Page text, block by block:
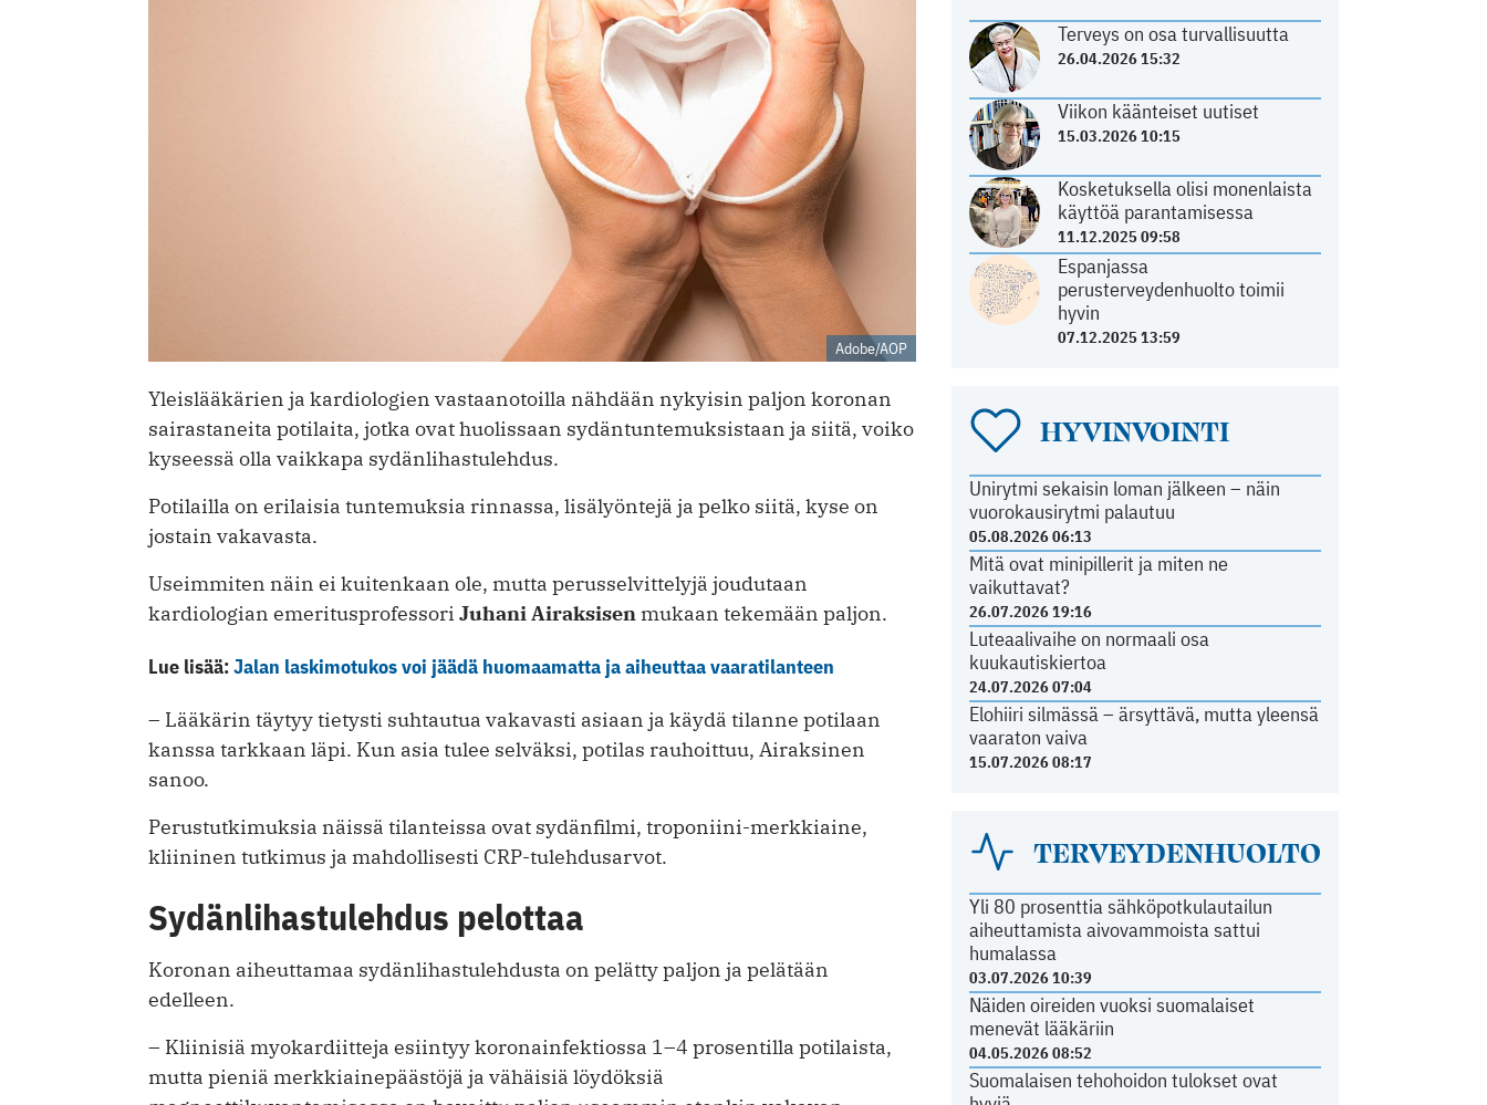
Terveys on osa turvallisuutta
26.04.2026 15:32
Viikon käänteiset uutiset
15.03.2026 10:15
Kosketuksella olisi monenlaista
käyttöä parantamisessa
11.12.2025 09:58
Espanjassa
perusterveydenhuolto toimii
hyvin
07.12.2025 13:59
HYVINVOINTI
Unirytmi sekaisin loman jälkeen – näin
vuorokausirytmi palautuu
05.08.2026 06:13
Mitä ovat minipillerit ja miten ne
vaikuttavat?
26.07.2026 19:16
Luteaalivaihe on normaali osa
kuukautiskiertoa
24.07.2026 07:04
Elohiiri silmässä – ärsyttävä, mutta yleensä
vaaraton vaiva
15.07.2026 08:17
TERVEYDENHUOLTO
Yli 80 prosenttia sähköpotkulautailun
aiheuttamista aivovammoista sattui
humalassa
03.07.2026 10:39
Näiden oireiden vuoksi suomalaiset
menevät lääkäriin
04.05.2026 08:52
Suomalaisen tehohoidon tulokset ovat
Adobe/AOP
Yleislääkärien ja kardiologien vastaanotoilla nähdään nykyisin paljon koronan
sairastaneita potilaita, jotka ovat huolissaan sydäntuntemuksistaan ja siitä, voiko
kyseessä olla vaikkapa sydänlihastulehdus.
Potilailla on erilaisia tuntemuksia rinnassa, lisälyöntejä ja pelko siitä, kyse on
jostain vakavasta.
Useimmiten näin ei kuitenkaan ole, mutta perusselvittelyjä joudutaan
kardiologian emeritusprofessori Juhani Airaksisen mukaan tekemään paljon.
Lue lisää:Jalan laskimotukos voi jäädä huomaamatta ja aiheuttaa vaaratilanteen
– Lääkärin täytyy tietysti suhtautua vakavasti asiaan ja käydä tilanne potilaan
kanssa tarkkaan läpi. Kun asia tulee selväksi, potilas rauhoittuu, Airaksinen
sanoo.
Perustutkimuksia näissä tilanteissa ovat sydänfilmi, troponiini-merkkiaine,
kliininen tutkimus ja mahdollisesti CRP-tulehdusarvot.
Sydänlihastulehdus pelottaa
Koronan aiheuttamaa sydänlihastulehdusta on pelätty paljon ja pelätään
edelleen.
– Kliinisiä myokardiitteja esiintyy koronainfektiossa 1–4 prosentilla potilaista,
mutta pieniä merkkiainepäästöjä ja vähäisiä löydöksiä